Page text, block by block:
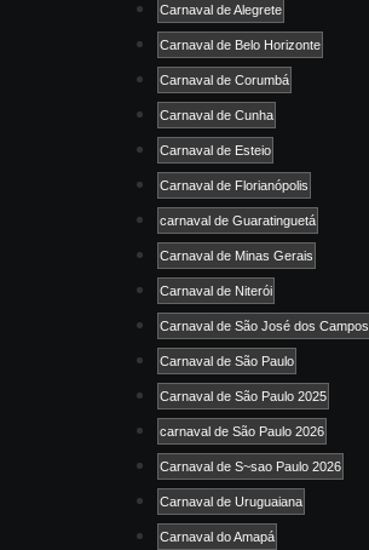
Carnaval de Alegrete
Carnaval de Belo Horizonte
Carnaval de Corumbá
Carnaval de Cunha
Carnaval de Esteio
Carnaval de Florianópolis
carnaval de Guaratinguetá
Carnaval de Minas Gerais
Carnaval de Niterói
Carnaval de São José dos Campos
Carnaval de São Paulo
Carnaval de São Paulo 2025
carnaval de São Paulo 2026
Carnaval de S~sao Paulo 2026
Carnaval de Uruguaiana
Carnaval do Amapá